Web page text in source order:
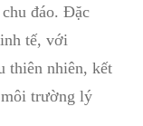
đáo. Đặc
tế, với
thiên nhiên, kết
môi trường lý